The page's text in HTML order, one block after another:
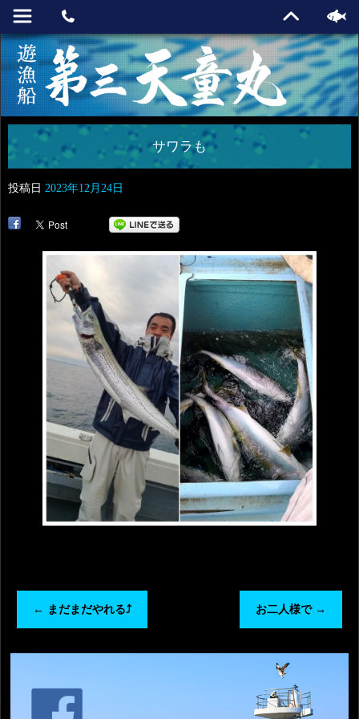
サワラも
投稿日 2023年12月24日
← まだまだやれる⤴️ お二人様で →